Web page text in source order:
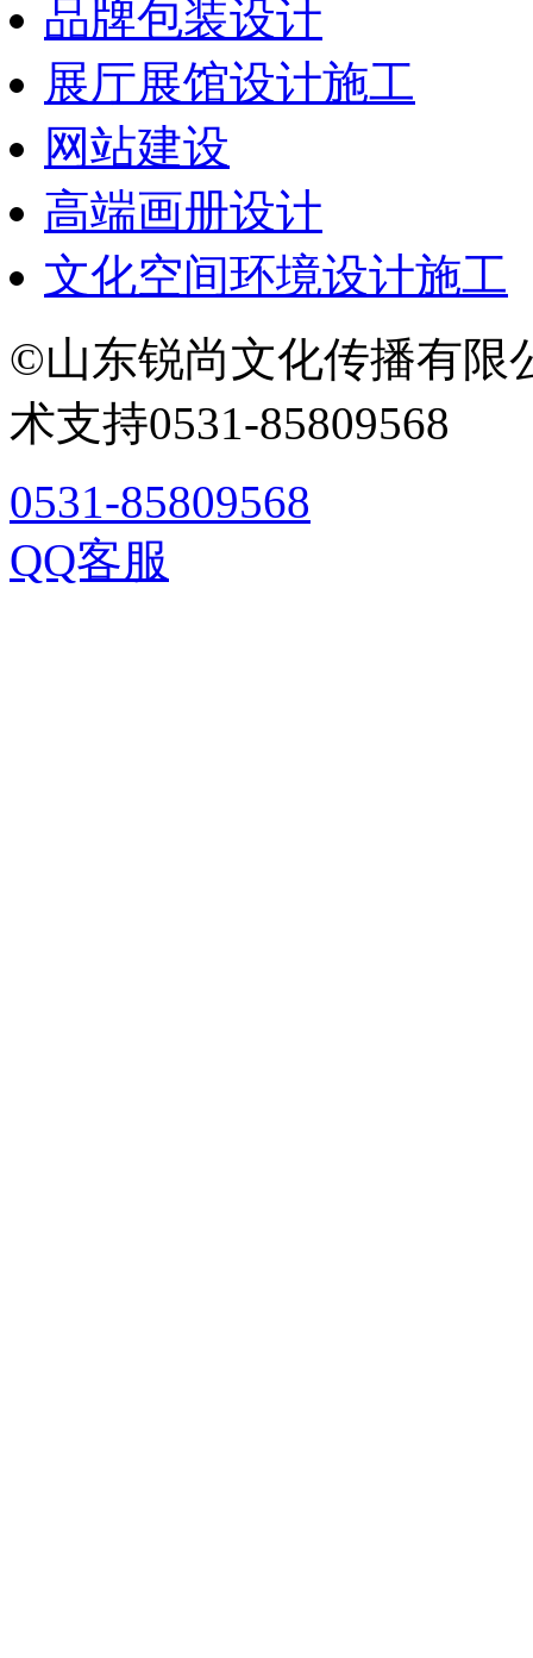
品牌包装设计
展厅展馆设计施工
网站建设
高端画册设计
文化空间环境设计施工
©山东锐尚文化传播有
术支持0531-85809568
0531-85809568
QQ客服